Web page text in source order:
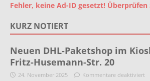
Fehler, keine Ad-ID gesetzt! Überprüfen
KURZ NOTIERT
Neuen DHL-Paketshop im
Fritz-Husemann-Str. 20
24. November 2025 Kommentare deaktiviert